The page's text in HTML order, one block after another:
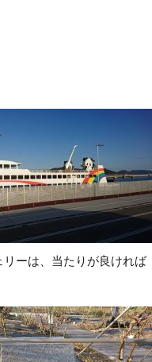
ーは、当たりが良ければ